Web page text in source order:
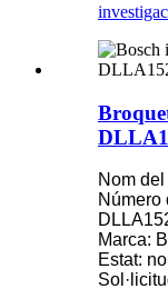
Nom
Número
Marca:
Estat: